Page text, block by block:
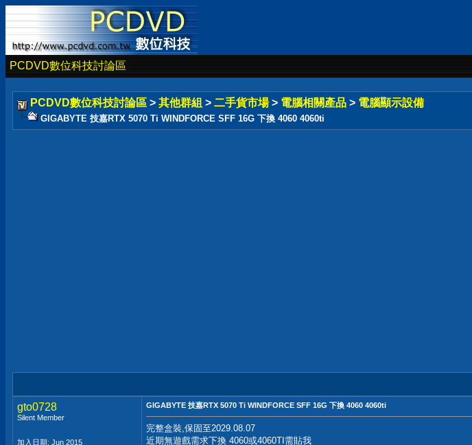
PCDVD數位科技討論區
PCDVD數位科技討論區 > 其他群組 > 二手貨市場 > 電腦相關產品 > 電腦顯示設備
GIGABYTE 技嘉RTX 5070 Ti WINDFORCE SFF 16G 下換 4060 4060ti
gto0728
Silent Member
加入日期: Jun 2015
GIGABYTE 技嘉RTX 5070 Ti WINDFORCE SFF 16G 下換 4060 4060ti
完整盒裝,保固至2029.08.07
近期無遊戲需求下換 4060或4060TI需貼我